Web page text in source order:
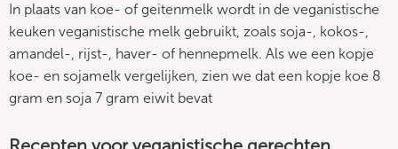
In plaats van koe- of geitenmelk wordt in de veganistische
keuken veganistische melk gebruikt, zoals soja-, kokos-,
amandel-, rijst-, haver- of hennepmelk. Als we een kopje
koe- en sojamelk vergelijken, zien we dat een kopje koe 8
gram en soja 7 gram eiwit bevat